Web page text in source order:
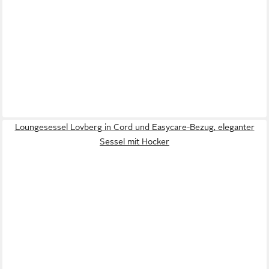
Loungesessel Lovberg in Cord und Easycare-Bezug, eleganter
Sessel mit Hocker